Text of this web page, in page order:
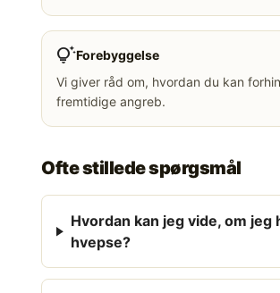
tips_and_updatesForebyggelse
Vi giver råd om, hvordan du kan
fremtidige angreb.
Ofte stillede spørgsmål
Hvordan kan jeg vide, om jeg
hvepse?